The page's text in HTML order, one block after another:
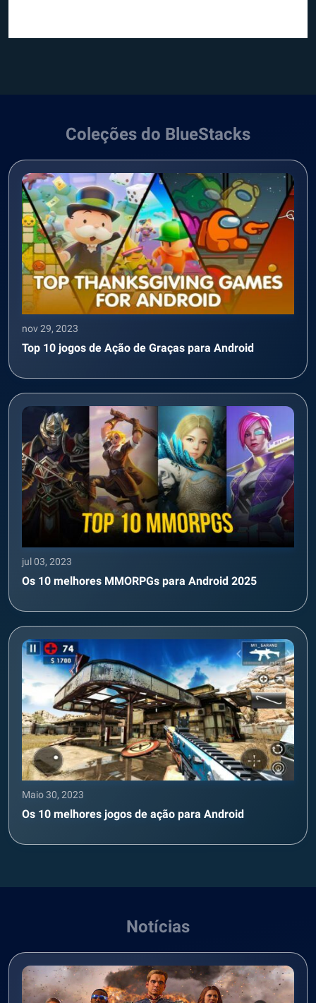
Coleções do BlueStacks
nov 29, 2023
Top 10 jogos de Ação de Graças para Android
jul 03, 2023
Os 10 melhores MMORPGs para Android 2025
Maio 30, 2023
Os 10 melhores jogos de ação para Android
Notícias